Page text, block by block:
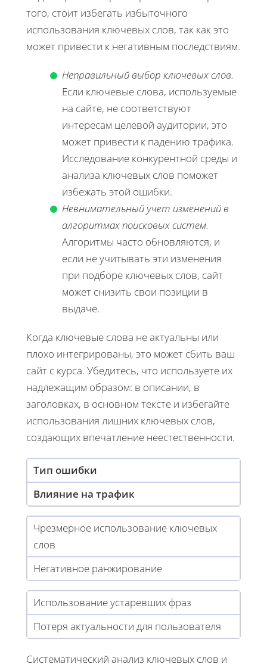
того, стоит избегать избыточного
использования ключевых слов, так как это
может привести к негативным последствиям.
Неправильный выбор ключевых слов.
Если ключевые слова, используемые
на сайте, не соответствуют
интересам целевой аудитории, это
может привести к падению трафика.
Исследование конкурентной среды и
анализа ключевых слов поможет
избежать этой ошибки.
Невнимательный учет изменений в
алгоритмах поисковых систем.
Алгоритмы часто обновляются, и
если не учитывать эти изменения
при подборе ключевых слов, сайт
может снизить свои позиции в
выдаче.
Когда ключевые слова не актуальны или
плохо интегрированы, это может сбить ваш
сайт с курса. Убедитесь, что используете их
надлежащим образом: в описании, в
заголовках, в основном тексте и избегайте
использования лишних ключевых слов,
создающих впечатление неестественности.
Тип ошибки
Влияние на трафик
Чрезмерное использование ключевых
слов
Негативное ранжирование
Использование устаревших фраз
Потеря актуальности для пользователя
Систематический анализ ключевых слов и